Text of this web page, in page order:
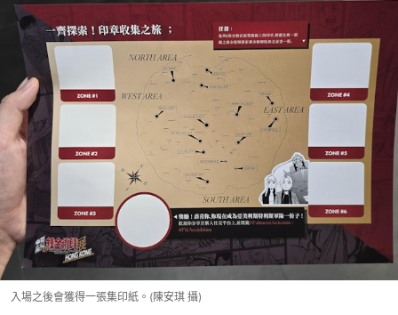
入場之後會獲得一張集印紙。(陳安琪 攝)